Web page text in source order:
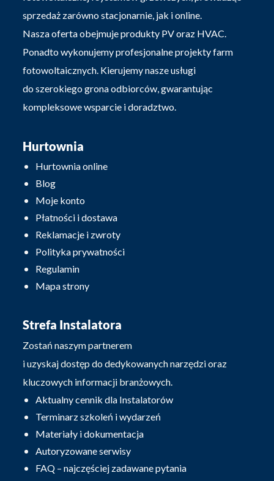
sprzedaż zarówno stacjonarnie, jak i online.
Nasza oferta obejmuje produkty PV oraz HVAC.
Ponadto wykonujemy profesjonalne projekty farm
fotowoltaicznych. Kierujemy nasze usługi
do szerokiego grona odbiorców, gwarantując
kompleksowe wsparcie i doradztwo.
Hurtownia
Hurtownia online
Blog
Moje konto
Płatności i dostawa
Reklamacje i zwroty
Polityka prywatności
Regulamin
Mapa strony
Strefa Instalatora
Zostań naszym partnerem
i uzyskaj dostęp do dedykowanych narzędzi oraz
kluczowych informacji branżowych.
Aktualny cennik dla Instalatorów
Terminarz szkoleń i wydarzeń
Materiały i dokumentacja
Autoryzowane serwisy
FAQ – najczęściej zadawane pytania